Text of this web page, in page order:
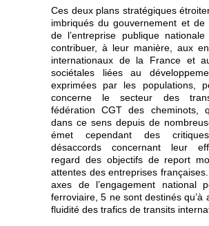
Ces deux plans stratégiques
imbriqués du gouvernement et de
de l’entreprise publique
contribuer, à leur manière, aux
internationaux de la France et
sociétales liées au
exprimées par les populations,
concerne le secteur des
fédération CGT des cheminots,
dans ce sens depuis de
émet cependant des
désaccords concernant leur
regard des objectifs de report
attentes des entreprises
axes de l’engagement national
ferroviaire, 5 ne sont destinés qu’à
fluidité des trafics de transits